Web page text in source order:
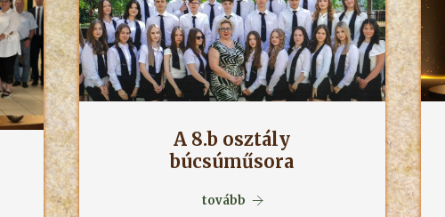
A 8.b osztály
búcsúműsora
tovább